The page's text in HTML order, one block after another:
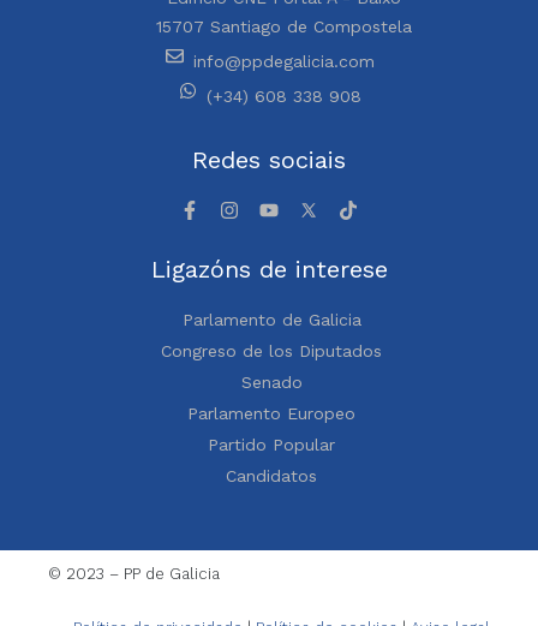
15707 Santiago de Compostela
info@ppdegalicia.com
(+34) 608 338 908
Redes sociais
Ligazóns de interese
Parlamento de Galicia
Congreso de los Diputados
Senado
Parlamento Europeo
Partido Popular
Candidatos
© 2023 – PP de Galicia